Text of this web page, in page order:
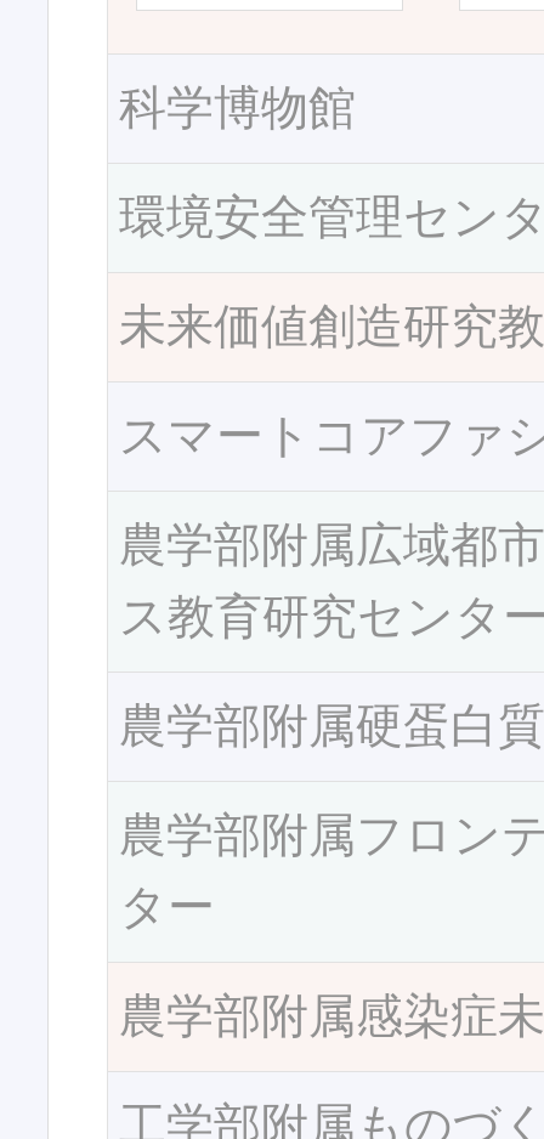
科学博物館
環境安全管理セン
未来価値創造研究
スマートコアファ
農学部附属広域都
ス教育研究センタ
農学部附属硬蛋白
農学部附属フロン
ター
農学部附属感染症
工学部附属ものづ